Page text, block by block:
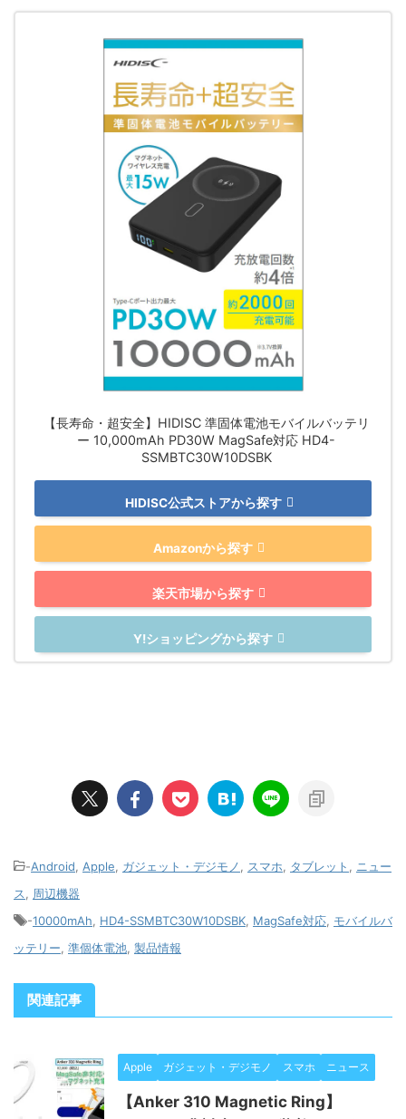
【長寿命・超安全】HIDISC 準固体電池モバイルバッテリ
ー 10,000mAh PD30W MagSafe対応 HD4-
SSMBTC30W10DSBK
HIDISC公式ストアから探す
Amazonから探す
楽天市場から探す
Y!ショッピングから探す
-Android Apple ガジェット・デジモノ スマホ タブレット
ニュー
ス
周辺機器
-10000mAh HD4-SSMBTC30W10DSBK MagSafe対応 モバイルバ
ッテリー 準個体電池 製品情報
関連記事
Apple ガジェット・デジモノ スマホ ニュース
【Anker 310 Magnetic Ring】